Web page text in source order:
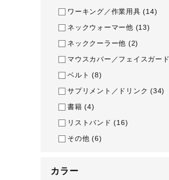
陸上競技
ソフトボール
ライフスタイルグッズ
寝具／ミズノスリープ
ワーキング／作業用具 (14)
ネックウォーマー他 (13)
ネッククーラー他 (2)
マウスカバー／フェイスガード
ベルト (8)
サプリメント／ドリンク (34)
書籍 (4)
リストバンド (16)
その他 (6)
カラー